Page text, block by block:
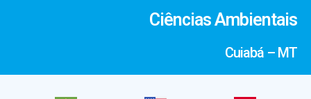
Ciências Ambientais
Cuiabá – MT